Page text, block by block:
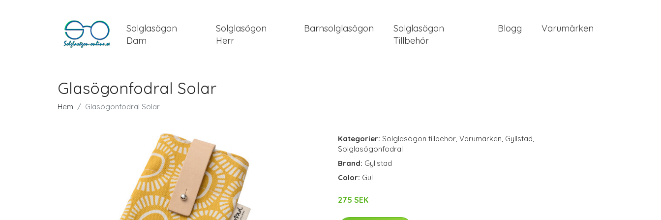
Solglasögon
Dam
Solglasögon
Herr
Barnsolglasögon
Solglasögon
Tillbehör
Blogg Varumärken
Glasögonfodral Solar
Hem Glasögonfodral Solar
Kategorier: Solglasögon tillbehör, Varumärken, Gyllstad,
Solglasögonfodral
Brand: Gyllstad
Color: Gul
275 SEK